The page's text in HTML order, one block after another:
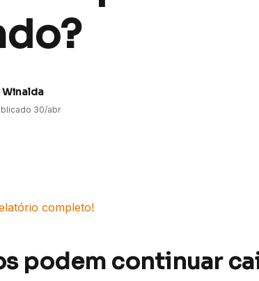
Winalda
30/abr
completo!
podem continuar